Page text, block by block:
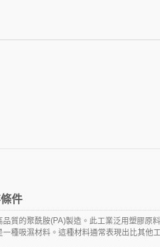
件
質的聚酰胺(PA)製造。此工業泛用塑膠原
種吸濕材料。這種材料通常表現出比其他